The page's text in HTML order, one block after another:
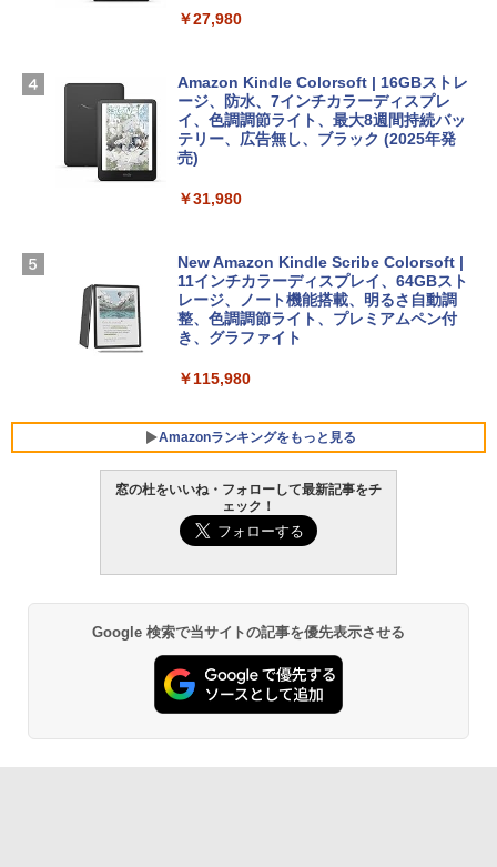
ームカメラ、日本語キーボード、Touch I
￥298,901
【Amazon.co.jp限定】 HP ノートパソコ
ン 15-fd 15.6インチ 16GBメモリ 512GB
FMV ノートパソコン WE1-K3 (MS 365 P
ersonal/Copilotキー搭載/Win 11/15.6型/
Core i5/16GB/SSD 512GB/ホワイト) FM
VWK3E15W_AZ
￥139,880
Robloxギフトカード - 1000 Robux 【限
ラインコード版
￥1,600
ト): Java & Bedrock Edition | オンライ
￥3,600
1冊ですべて身につくHTML & CSSとWe
￥2,326
FM TOWNS ハイパー・カタログ: 本体ハ
ェクトリストと最新エミュレータ紹介
￥27,980
Amazon Kindle Colorsoft | 16GBストレ
ージ、防水、7インチカラーディスプレ
イ、色調調節ライト、最大8週間持続バッ
テリー、広告無し、ブラック (2025年発
売)
￥31,980
New Amazon Kindle Scribe Colorsoft |
11インチカラーディスプレイ、64GBスト
レージ、ノート機能搭載、明るさ自動調
整、色調調節ライト、プレミアムペン付
き、グラファイト
￥115,980
Amazonランキングをもっと見る
窓の杜をいいね・フォローして最新記事をチ
ェック！
Google 検索で当サイトの記事を優先表示させる